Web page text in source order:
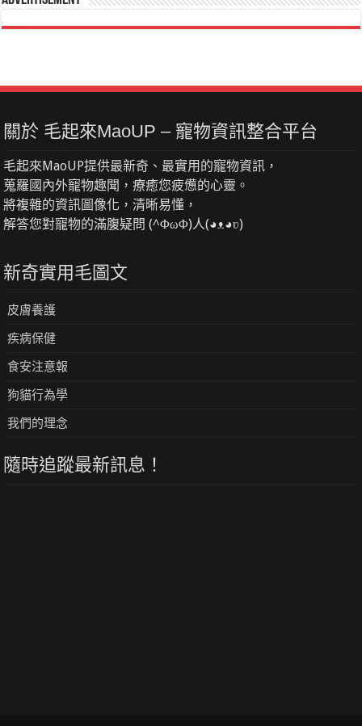
關於 毛起來MaoUP – 寵物資訊整合平台
毛起來MaoUP提供最新奇、最實用的寵物資訊，
蒐羅國內外寵物趣聞，療癒您疲憊的心靈。
將複雜的資訊圖像化，清晰易懂，
解答您對寵物的滿腹疑問 (^ΦωΦ)人(◕ᴥ◕ʋ)
新奇實用毛圖文
皮膚養護
疾病保健
食安注意報
狗貓行為學
我們的理念
隨時追蹤最新訊息！